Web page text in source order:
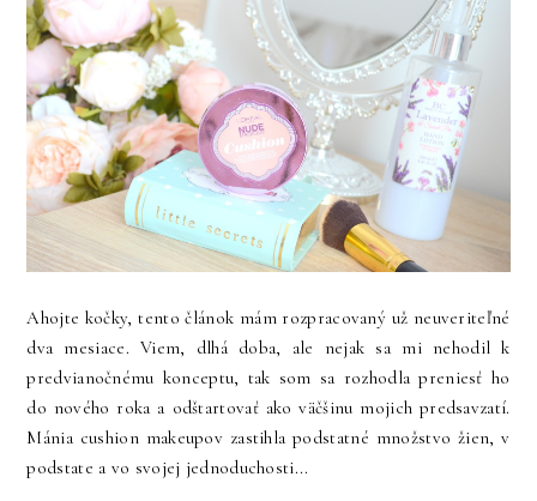
Ahojte kočky, tento článok mám rozpracovaný už neuveriteľné
dva mesiace. Viem, dlhá doba, ale nejak sa mi nehodil k
predvianočnému konceptu, tak som sa rozhodla preniesť ho
do nového roka a odštartovať ako väčšinu mojich predsavzatí.
Mánia cushion makeupov zastihla podstatné množstvo žien, v
podstate a vo svojej jednoduchosti...